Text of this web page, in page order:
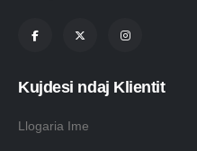
Kujdesi ndaj Klientit
Llogaria Ime